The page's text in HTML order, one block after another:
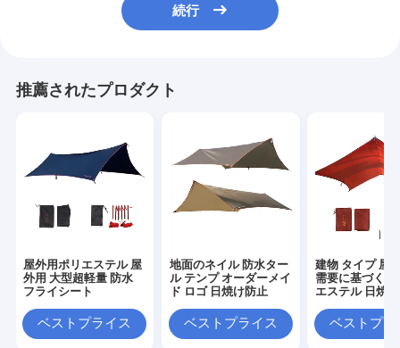
続行
推薦されたプロダクト
屋外用ポリエステル 屋
外用 大型超軽量 防水
フライシート
ベストプライス
地面のネイル 防水ター
ル テンプ オーダーメイ
ド ロゴ 日焼け防止
ベストプライス
建物 タイプ 屋
需要に基づく建
エステル 日焼
ベストプラ